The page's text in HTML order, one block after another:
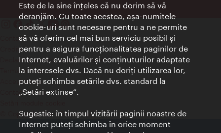
Contact
Credits
Declaraţie privind protecţia datelor
Terms of Use
Accesibilitate
Contact presa
© Copyright Wien Tourismus
Este de la sine înţeles că nu dorim să vă
deranjăm. Cu toate acestea, aşa-numitele
cookie-uri sunt necesare pentru a ne permite
să vă oferim cel mai bun serviciu posibil şi
pentru a asigura funcţionalitatea paginilor de
Internet, evaluărilor şi conţinuturilor adaptate
la interesele dvs. Dacă nu doriţi utilizarea lor,
puteţi schimba setările dvs. standard la
„Setări extinse“.
Sugestie: în timpul vizitării paginii noastre de
Internet puteţi schimba în orice moment